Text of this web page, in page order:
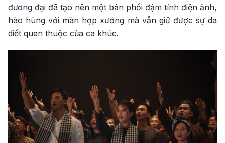
đương đại đã tạo nên một bản phối đậm tính điện ảnh,
hào hùng với màn hợp xướng mà vẫn giữ được sự da
diết quen thuộc của ca khúc.